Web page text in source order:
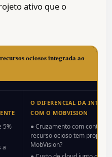
ativo que o
ociosos integrada ao
5%
a
O DIFERENCIAL DA
COM O MOBVISION
● Cruzamento com
recurso ocioso tem projeto
MobVision?